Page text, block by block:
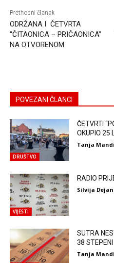
Prethodni članak
ODRŽANA I ČETVRTA
“ČITAONICA – PRIČAONICA”
NA OTVORENOM
POVEZANI ČLANCI
DRUŠTVO
ČETVRTI
OKUPIO 25
Tanja
VIJESTI
RADIO
Silvija
SUTRA
38 STEPENI
Tanja